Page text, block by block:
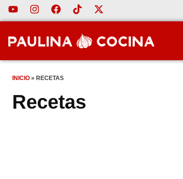
INICIO » RECETAS
Recetas